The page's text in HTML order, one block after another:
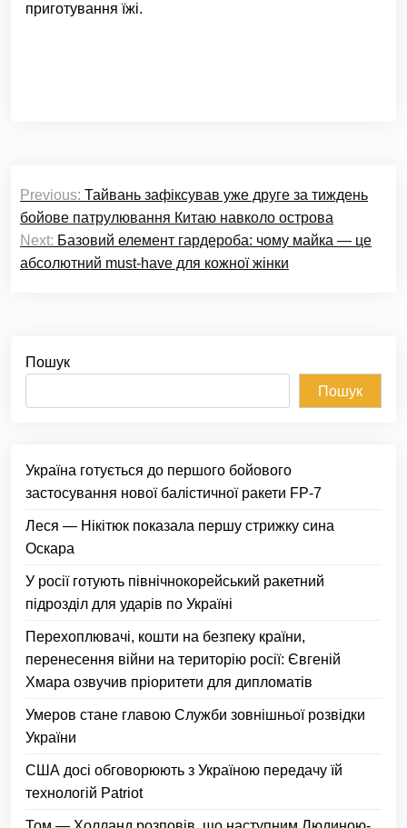
приготування їжі.
Навігація
записів
Previous: Тайвань зафіксував уже друге за тиждень
бойове патрулювання Китаю навколо острова
Next: Базовий елемент гардероба: чому майка — це
абсолютний must-have для кожної жінки
Пошук
Пошук
Україна готується до першого бойового
застосування нової балістичної ракети FP-7
Леся — Нікітюк показала першу стрижку сина
Оскара
У росії готують північнокорейський ракетний
підрозділ для ударів по Україні
Перехоплювачі, кошти на безпеку країни,
перенесення війни на територію росії: Євгеній
Хмара озвучив пріоритети для дипломатів
Умеров стане главою Служби зовнішньої розвідки
України
США досі обговорюють з Україною передачу їй
технологій Patriot